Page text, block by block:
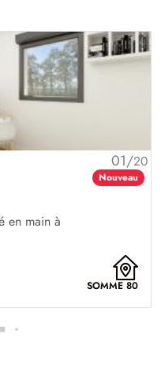
01/20
Nouveau
en main à
SOMME 80